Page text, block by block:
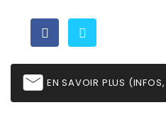
email EN SAVOIR PLUS